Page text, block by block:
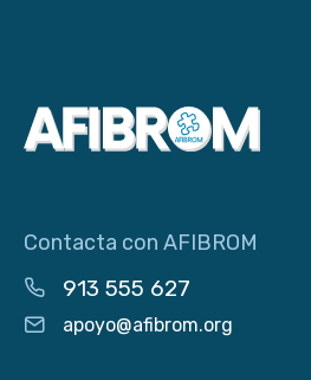
Contacta con AFIBROM
913 555 627
apoyo@afibrom.org